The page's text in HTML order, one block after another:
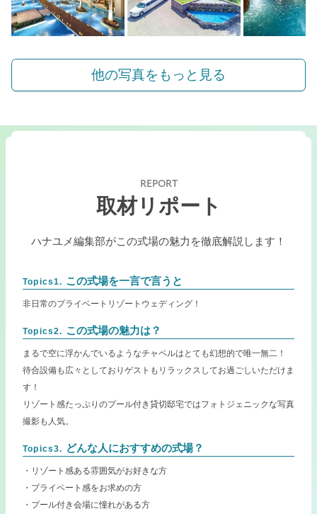
他の写真をもっと見る
REPORT
取材リポート
ハナユメ編集部がこの式場の魅力を徹底解説します！
Topics1. この式場を一言で言うと
非日常のプライベートリゾートウェディング！
Topics2. この式場の魅力は？
まるで空に浮かんでいるようなチャペルはとても幻想的で唯一無二！
待合設備も広々としておりゲストもリラックスしてお過ごしいただけま
す！
リゾート感たっぷりのプール付き貸切邸宅ではフォトジェニックな写真
撮影も人気。
Topics3. どんな人におすすめの式場？
・リゾート感ある雰囲気がお好きな方
・プライベート感をお求めの方
・プール付き会場に憧れがある方